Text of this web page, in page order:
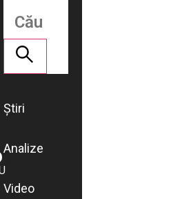
Știri
Analize
Video